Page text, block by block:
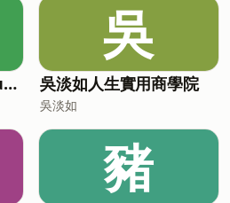
元台語版
xmnews?
無壓力學日文 with yuma
吳
吳淡如人生實用商學院
吳淡如
豬